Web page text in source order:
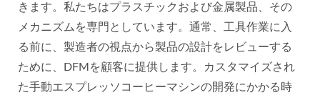
きます。私たちはプラスチックおよび金属製品、その
メカニズムを専門としています。通常、工具作業に入
る前に、製造者の視点から製品の設計をレビューする
ために、DFMを顧客に提供します。カスタマイズされ
た手動エスプレッソコーヒーマシンの開発にかかる時